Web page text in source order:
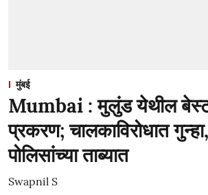
मुंबई
Mumbai : मुलुंड येथील
प्रकरण; चालकाविरोधात
पोलिसांच्या ताब्यात
Swapnil S